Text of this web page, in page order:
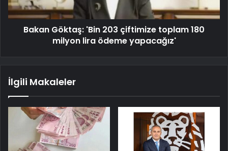
Bakan Göktaş: 'Bin 203 çiftimize toplam 180
milyon lira ödeme yapacağız'
İlgili Makaleler